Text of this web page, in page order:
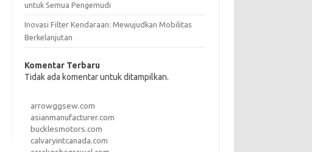
untuk Semua Pengemudi
Inovasi Filter Kendaraan: Mewujudkan Mobilitas
Berkelanjutan
Komentar Terbaru
Tidak ada komentar untuk ditampilkan.
arrowggsew.com
asianmanufacturer.com
bucklesmotors.com
calvaryintcanada.com